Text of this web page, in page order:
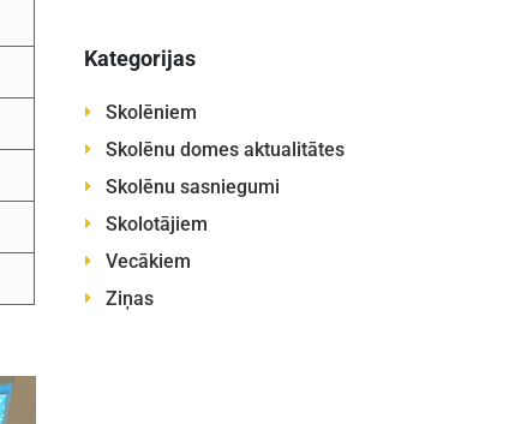
Kategorijas
Skolēniem
Skolēnu domes aktualitātes
Skolēnu sasniegumi
Skolotājiem
Vecākiem
Ziņas